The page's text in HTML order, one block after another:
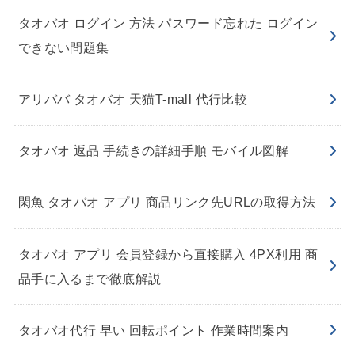
タオバオ ログイン 方法 パスワード忘れた ログイン
できない問題集
アリババ タオバオ 天猫T-mall 代行比較
タオバオ 返品 手続きの詳細手順 モバイル図解
閑魚 タオバオ アプリ 商品リンク先URLの取得方法
タオバオ アプリ 会員登録から直接購入 4PX利用 商
品手に入るまで徹底解説
タオバオ代行 早い 回転ポイント 作業時間案内